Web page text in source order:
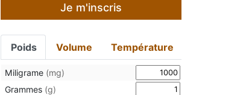
Je m'inscris
Poids Volume Température
Miligrame (mg)
Grammes (g)